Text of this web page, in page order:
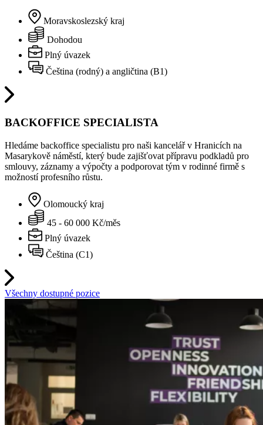
Moravskoslezský kraj
Dohodou
Plný úvazek
Čeština (rodný) a angličtina (B1)
BACKOFFICE SPECIALISTA
Hledáme backoffice specialistu pro naši kancelář v Hranicích na
Masarykově náměstí, který bude zajišťovat přípravu podkladů pro
smlouvy, záznamy a výpočty a podporovat tým v rodinné firmě s
možností profesního růstu.
Olomoucký kraj
45 - 60 000 Kč/měs
Plný úvazek
Čeština (C1)
Všechny dostupné pozice